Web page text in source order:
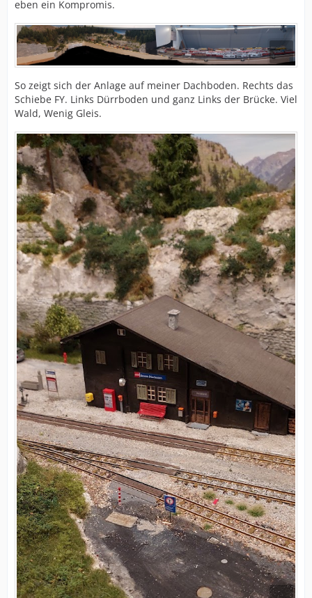
eben ein Kompromis.
So zeigt sich der Anlage auf meiner Dachboden. Rechts das
Schiebe FY. Links Dürrboden und ganz Links der Brücke. Viel
Wald, Wenig Gleis.